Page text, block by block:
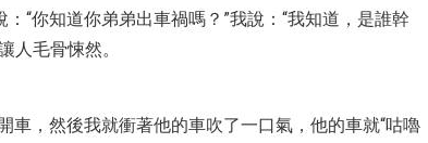
“你知道你弟弟出車禍嗎？”我說：“我知道，是誰幹
人毛骨悚然。
車，然後我就衝著他的車吹了一口氣，他的車就“咕嚕